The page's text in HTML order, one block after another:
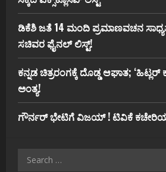
ಡಿಕೆಶಿ ಜತೆ 14 ಮಂದಿ ಪ್ರಮಾಣವಚನ
ಸಚಿವರ ಫೈನಲ್ ಲಿಸ್ಟ್‌!
ಕನ್ನಡ ಚಿತ್ರರಂಗಕ್ಕೆ ದೊಡ್ಡ ಆಘಾತ;
ಅಂತ್ಯ!
ಗೌರ್ನರ್‌ ಭೇಟಿಗೆ ವಿಜಯ್‌ ! ಟಿವಿಕೆ
Search